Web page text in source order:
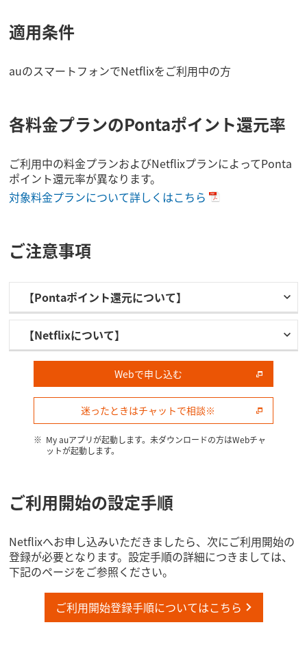
適用条件
auのスマートフォンでNetflixをご利用中の方
各料金プランのPontaポイント還元率
ご利用中の料金プランおよびNetflixプランによってPonta
ポイント還元率が異なります。
対象料金プランについて詳しくはこちら
ご注意事項
【Pontaポイント還元について】
【Netflixについて】
Webで申し込む
迷ったときはチャットで相談※
My auアプリが​起動します。​未ダウンロードの​方は​Webチャ
ットが​起動します。​
ご利用開始の設定手順
Netflixへお申し込みいただきましたら、次にご利用開始の
登録が必要となります。設定手順の詳細につきましては、
下記のページをご参照ください。
ご利用開始登録手順についてはこちら